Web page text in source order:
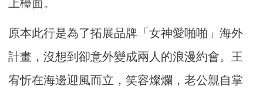
上檯面。
原本此行是為了拓展品牌「女神愛啪啪」海外
計畫，沒想到卻意外變成兩人的浪漫約會。王
宥忻在海邊迎風而立，笑容燦爛，老公親自掌